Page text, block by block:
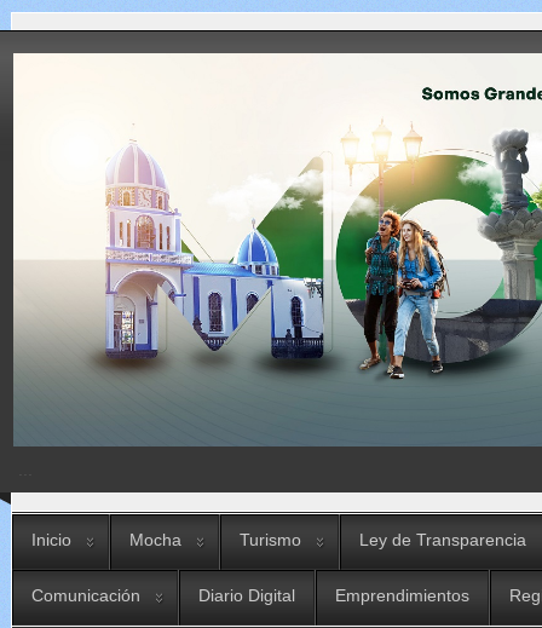
Inicio Mocha Turismo Ley de Transparencia
Comunicación Diario Digital Emprendimientos